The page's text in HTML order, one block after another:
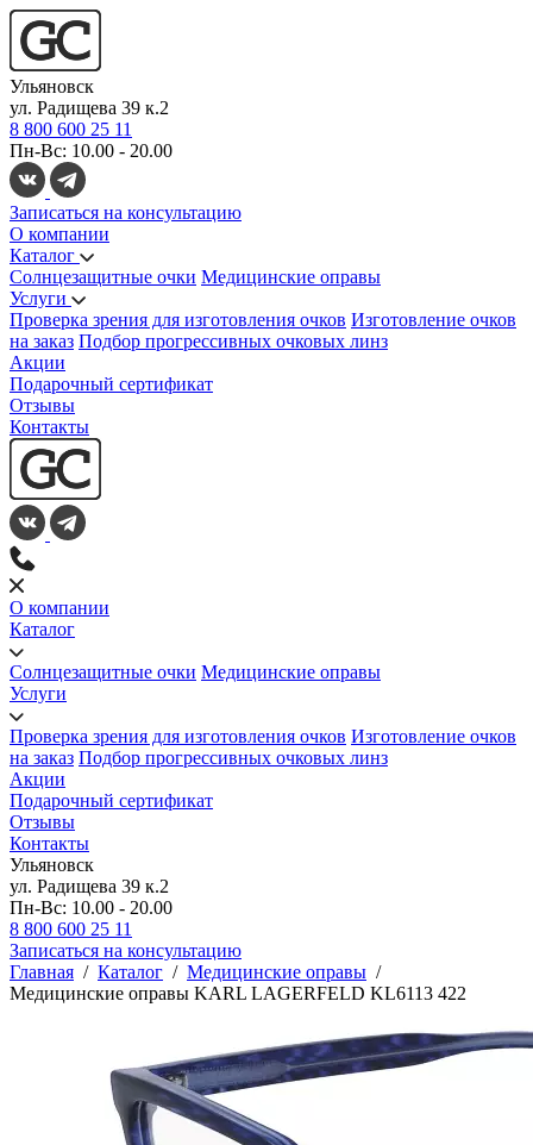
Ульяновск
ул. Радищева 39 к.2
8 800 600 25 11
Пн-Вс: 10.00 - 20.00
Записаться на консультацию
О компании
Каталог
Солнцезащитные очки Медицинские оправы
Услуги
Проверка зрения для изготовления очков Изготовление очков
на заказ Подбор прогрессивных очковых линз
Акции
Подарочный сертификат
Отзывы
Контакты
О компании
Каталог
Солнцезащитные очки Медицинские оправы
Услуги
Проверка зрения для изготовления очков Изготовление очков
на заказ Подбор прогрессивных очковых линз
Акции
Подарочный сертификат
Отзывы
Контакты
Ульяновск
ул. Радищева 39 к.2
Пн-Вс: 10.00 - 20.00
8 800 600 25 11
Записаться на консультацию
Главная / Каталог / Медицинские оправы /
Медицинские оправы KARL LAGERFELD KL6113 422